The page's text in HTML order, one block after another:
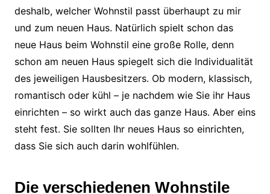
deshalb, welcher Wohnstil passt überhaupt zu mir
und zum neuen Haus. Natürlich spielt schon das
neue Haus beim Wohnstil eine große Rolle, denn
schon am neuen Haus spiegelt sich die Individualität
des jeweiligen Hausbesitzers. Ob modern, klassisch,
romantisch oder kühl – je nachdem wie Sie ihr Haus
einrichten – so wirkt auch das ganze Haus. Aber eins
steht fest. Sie sollten Ihr neues Haus so einrichten,
dass Sie sich auch darin wohlfühlen.
Die verschiedenen Wohnstile